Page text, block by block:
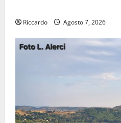
Riccardo Agosto 7, 2026